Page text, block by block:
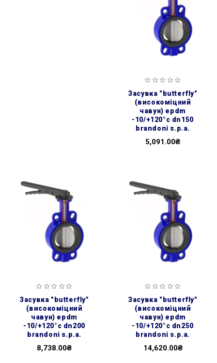
засувка ″butterfly″
(високоміцний
чавун) epdm
-10/+120°c dn150
brandoni s.p.a.
5,091.00₴
засувка ″butterfly″
(високоміцний
чавун) epdm
-10/+120°c dn200
brandoni s.p.a.
8,738.00₴
засувка ″butterfly″
(високоміцний
чавун) epdm
-10/+120°c dn250
brandoni s.p.a.
14,620.00₴